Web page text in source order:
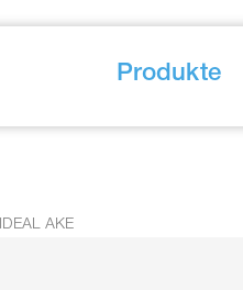
Produkte
AKE